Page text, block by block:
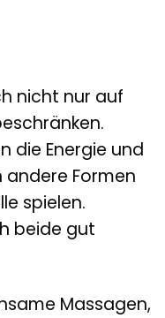
nicht nur auf
die Energie und
andere Formen
spielen.
beide gut
Massagen,